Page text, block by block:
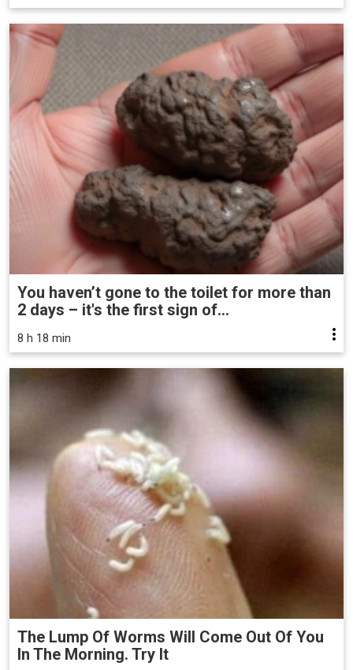
You haven’t gone to the toilet for more than
2 days – it's the first sign of...
8 h 18 min
The Lump Of Worms Will Come Out Of You
In The Morning. Try It